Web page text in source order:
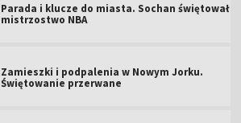
Parada i klucze do miasta. Sochan świętował
mistrzostwo NBA
Zamieszki i podpalenia w Nowym Jorku.
Świętowanie przerwane